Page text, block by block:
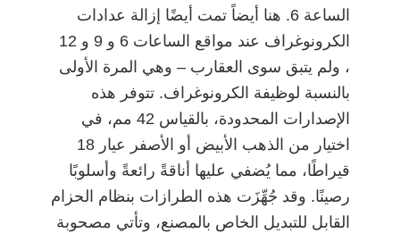
الساعة 6. هنا أيضاً تمت أيضًا إزالة عدادات
الكرونوغراف عند مواقع الساعات 6 و 9 و 12
، ولم يتبق سوى العقارب – وهي المرة الأولى
بالنسبة لوظيفة الكرونوغراف. تتوفر هذه
الإصدارات المحدودة، بالقياس 42 مم، في
اختيار من الذهب الأبيض أو الأصفر عيار 18
قيراطًا، مما يُضفي عليها أناقةً رائعةً وأسلوبًا
رصينًا. وقد جُهِّزَت هذه الطرازات بنظام الحزام
القابل للتبديل الخاص بالمصنع، وتأتي مصحوبة